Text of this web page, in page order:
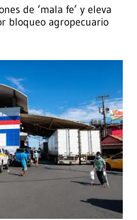
de ‘mala fe’ y eleva
bloqueo agropecuario